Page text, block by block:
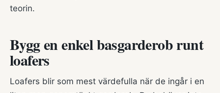
teorin.
Bygg en enkel basgarderob runt
loafers
Loafers blir som mest värdefulla när de ingår i en